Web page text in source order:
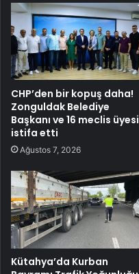
CHP’den bir kopuş daha!
Zonguldak Belediye
Başkanı ve 16 meclis üyesi
istifa etti
Ağustos 7, 2026
Kütahya’da Kurban